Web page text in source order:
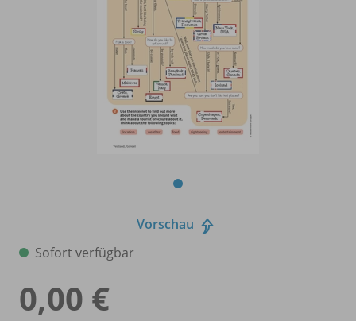
Vorschau
Sofort verfügbar
0,00 €